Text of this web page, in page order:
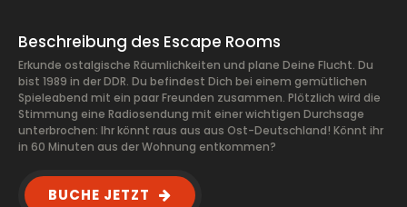
Beschreibung des Escape Rooms
Erkunde ostalgische Räumlichkeiten und plane Deine Flucht. Du
bist 1989 in der DDR. Du befindest Dich bei einem gemütlichen
Spieleabend mit ein paar Freunden zusammen. Plötzlich wird die
Stimmung eine Radiosendung mit einer wichtigen Durchsage
unterbrochen: Ihr könnt raus aus aus Ost-Deutschland! Könnt ihr
in 60 Minuten aus der Wohnung entkommen?
BUCHE JETZT